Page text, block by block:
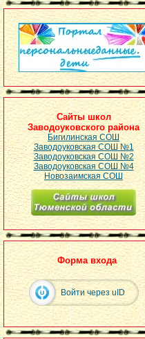
Сайты школ
Заводоуковского района
Бигилинская СОШ
Заводоуковская СОШ №1
Заводоуковская СОШ №2
Заводоуковская СОШ №4
Новозаимская СОШ
Форма входа
Войти через uID